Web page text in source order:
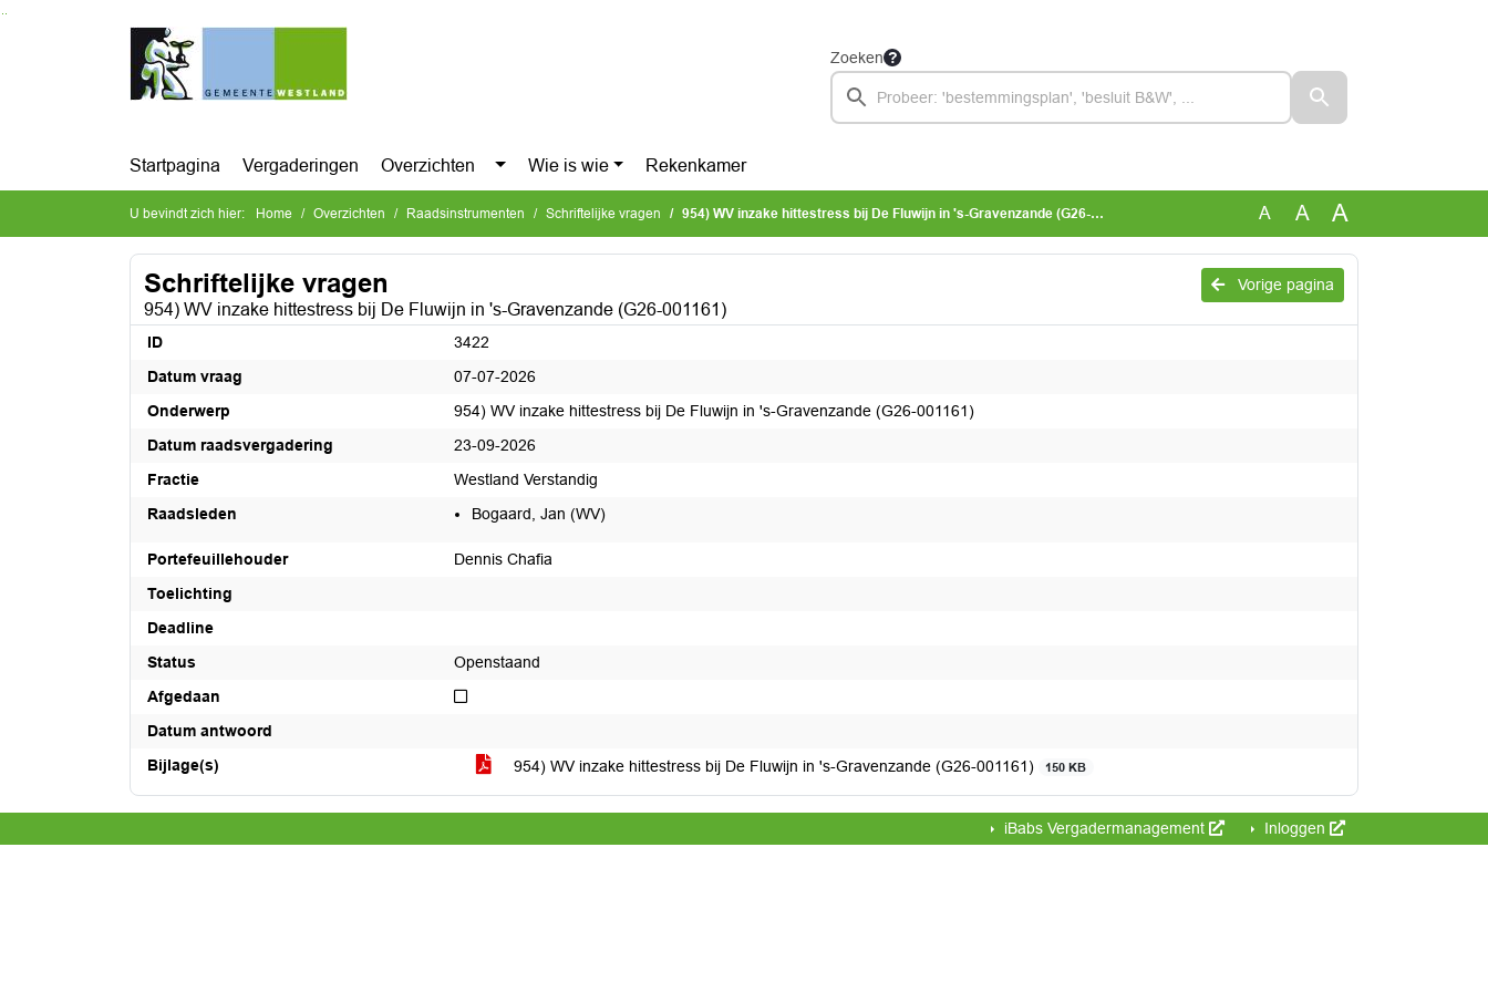
Ga naar de inhoud van deze pagina
Ga naar het zoeken
Ga naar het menu
Zoeken
Startpagina Vergaderingen Overzichten Wie is wie Rekenkamer
U bevindt zich hier: Home Overzichten Raadsinstrumenten Schriftelijke vragen 954) WV inzake hittestress bij De Fluwijn in 's-Gravenzande (G26-001161) A A A
Vorige pagina
Schriftelijke vragen
954) WV inzake hittestress bij De Fluwijn in 's-Gravenzande (G26-001161)
ID
3422
Datum vraag
07-07-2026
Onderwerp
954) WV inzake hittestress bij De Fluwijn in 's-Gravenzande (G26-001161)
Datum raadsvergadering
23-09-2026
Fractie
Westland Verstandig
Raadsleden
Bogaard, Jan (WV)
Portefeuillehouder
Dennis Chafia
Toelichting
Deadline
Status
Openstaand
Afgedaan
Niet afgedaan
Datum antwoord
Bijlage(s)
954) WV inzake hittestress bij De Fluwijn in 's-Gravenzande (G26-001161) 150 KB
iBabs Vergadermanagement Inloggen